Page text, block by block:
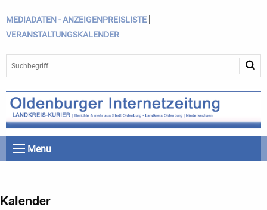
MEDIADATEN - ANZEIGENPREISLISTE |
VERANSTALTUNGSKALENDER
Menu
Kalender